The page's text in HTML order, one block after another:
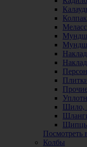
Колпак
Шило,
Посмотреть
Колбы